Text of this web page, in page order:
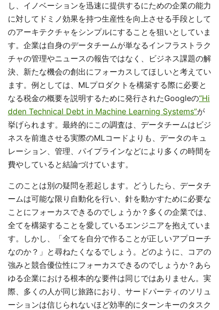
し、イノベーションを迅速に提供するにための企業の能力
に対してドミノ効果を持つ生産性を向上させる手段として
のアーキテクチャをシンプルにすることを狙いとしていま
す。企業は自身のデータチームが単なるインフラストラク
チャの管理やニュースの報告ではなく、ビジネス課題の解
決、新たな機会の創出にフォーカスしてほしいと考えてい
ます。例としては、MLプロダクトを構築する際に必要と
なる税金の概要を説明するために発行されたGoogleの“Hi
dden Technical Debt in Machine Learning Systems”が
挙げられます。最終的にこの調査は、データチームはビジ
ネスを前進させる実際のMLコードよりも、データのキュ
レーション、管理、パイプラインなどにより多くの時間を
費やしていると結論づけています。
このことは別の疑問を惹起します。どうしたら、データチ
ームは可能な限り自動化を行い、針を動かすために必要な
ことにフォーカスできるのでしょうか？多くの企業では、
全てを構築することを愛しているエンジニアを抱えていま
す。しかし、「全てを自分で作ることが正しいアプローチ
なのか？」と尋ねたくなるでしょう。どのように、コアの
強みと競合優位性にフォーカスできるのでしょうか？あら
ゆる企業における根本的な要件は同じではありません。実
際、多くの人が同じ旅路におり、サードパーティのソリュ
ーションは信じられないほど効率的にターンキーのタスク